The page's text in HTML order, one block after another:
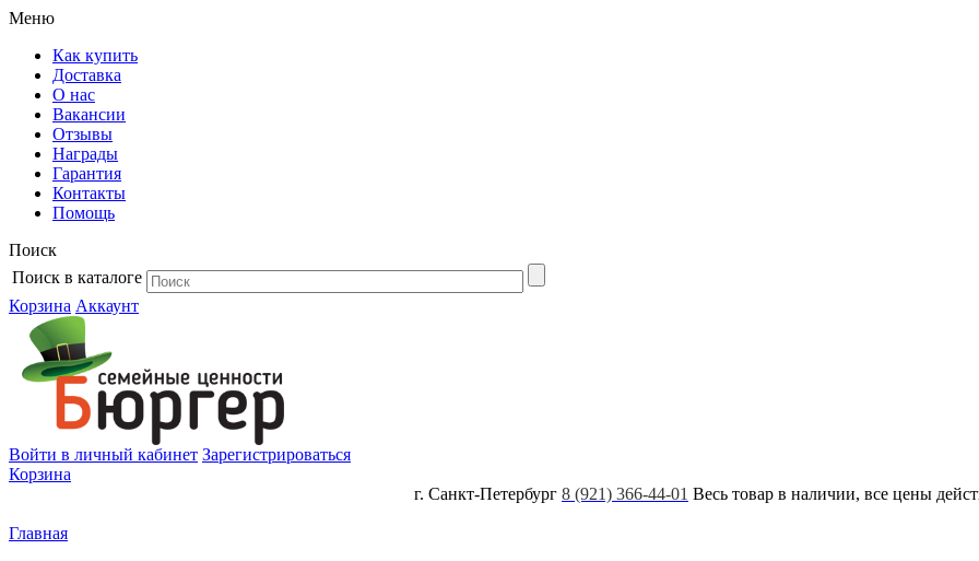
Меню
Как купить
Доставка
О нас
Вакансии
Отзывы
Награды
Гарантия
Контакты
Помощь
Поиск
Поиск в каталоге
Корзина Аккаунт
Войти в личный кабинет Зарегистрироваться
Корзина
г. Санкт-Петербург 8 (921) 366-44-01 Весь товар в наличии, все цены
Главная